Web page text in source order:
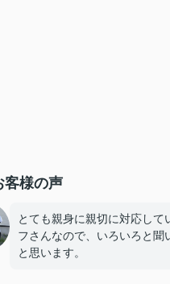
客様の声
とても親身に親切に対応して
フさんなので、いろいろと聞
と思います。